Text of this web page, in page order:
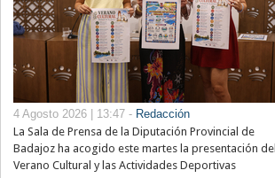
4 Agosto 2026 | 13:47 - Redacción
La Sala de Prensa de la Diputación Provincial de
Badajoz ha acogido este martes la presentación del
Verano Cultural y las Actividades Deportivas